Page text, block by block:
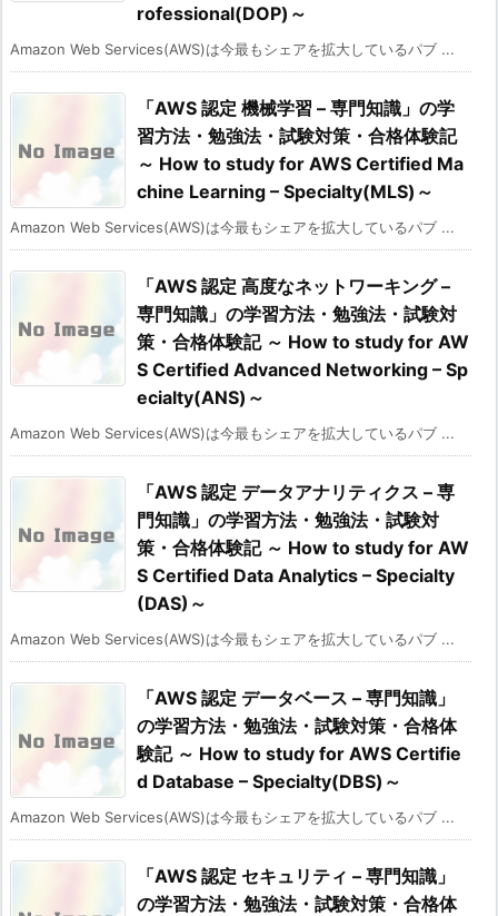
rofessional(DOP)～
Amazon Web Services(AWS)は今最もシェアを拡大しているパブ ...
「AWS 認定 機械学習 – 専門知識」の学
習方法・勉強法・試験対策・合格体験記
～ How to study for AWS Certified Ma
chine Learning – Specialty(MLS)～
Amazon Web Services(AWS)は今最もシェアを拡大しているパブ ...
「AWS 認定 高度なネットワーキング –
専門知識」の学習方法・勉強法・試験対
策・合格体験記 ～ How to study for AW
S Certified Advanced Networking – Sp
ecialty(ANS)～
Amazon Web Services(AWS)は今最もシェアを拡大しているパブ ...
「AWS 認定 データアナリティクス – 専
門知識」の学習方法・勉強法・試験対
策・合格体験記 ～ How to study for AW
S Certified Data Analytics – Specialty
(DAS)～
Amazon Web Services(AWS)は今最もシェアを拡大しているパブ ...
「AWS 認定 データベース – 専門知識」
の学習方法・勉強法・試験対策・合格体
験記 ～ How to study for AWS Certifie
d Database – Specialty(DBS)～
Amazon Web Services(AWS)は今最もシェアを拡大しているパブ ...
「AWS 認定 セキュリティ – 専門知識」
の学習方法・勉強法・試験対策・合格体